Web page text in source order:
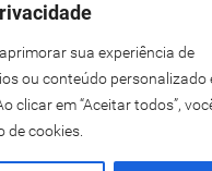
sua experiência de
ou conteúdo personalizado
clicar em “Aceitar todos”,
de cookies.
version for you.
en español para ti.